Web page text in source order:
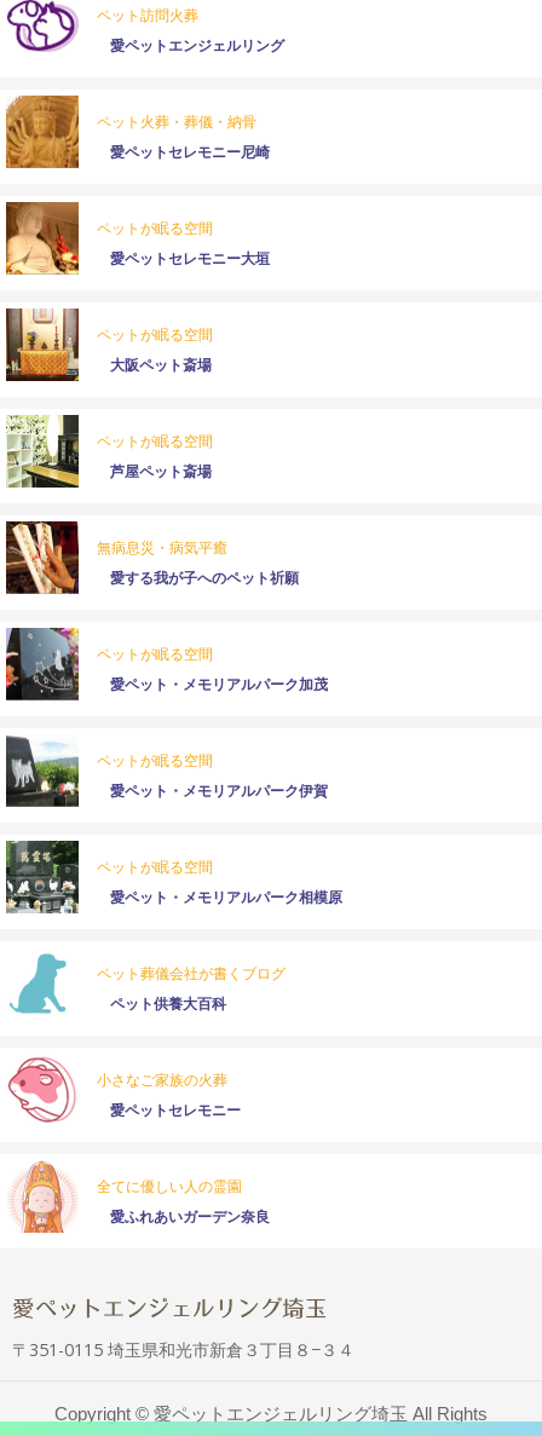
ペット訪問火葬
愛ペットエンジェルリング
ペット火葬・葬儀・納骨
愛ペットセレモニー尼崎
ペットが眠る空間
愛ペットセレモニー大垣
ペットが眠る空間
大阪ペット斎場
ペットが眠る空間
芦屋ペット斎場
無病息災・病気平癒
愛する我が子へのペット祈願
ペットが眠る空間
愛ペット・メモリアルパーク加茂
ペットが眠る空間
愛ペット・メモリアルパーク伊賀
ペットが眠る空間
愛ペット・メモリアルパーク相模原
ペット葬儀会社が書くブログ
ペット供養大百科
小さなご家族の火葬
愛ペットセレモニー
全てに優しい人の霊園
愛ふれあいガーデン奈良
〒351-0115 埼玉県和光市新倉３丁目８−３４
Copyright © 愛ペットエンジェルリング埼玉 All Rights